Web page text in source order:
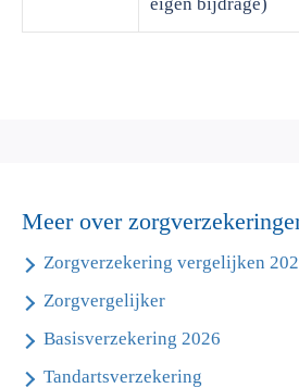
Meer over
Zorgverzekering vergelijken
Zorgvergelijker
Basisverzekering 2026
Tandartsverzekering